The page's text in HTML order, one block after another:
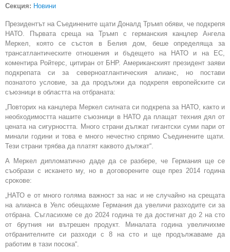
Секция: Новини
Президентът на Съединените щати Доналд Тръмп обяви, че подкрепя
НАТО. Първата среща на Тръмп с германския канцлер Ангела
Меркел, която се състоя в Белия дом, беше определяща за
трансатлантическите отношения и бъдещето на НАТО и на ЕС,
коментира Ройтерс, цитиран от БНР. Американският президент заяви
подкрепата си за северноатлантическия алианс, но постави
познатото условие, за да продължи да подкрепя европейските си
съюзници в областта на отбраната:
„Повторих на канцлера Меркел силната си подкрепа за НАТО, както и
необходимостта нашите съюзници в НАТО да плащат техния дял от
цената на сигурността. Много страни дължат гигантски суми пари от
минали години и това е много нечестно спрямо Съединените щати.
Тези страни трябва да платят каквото дължат“.
А Меркел дипломатично даде да се разбере, че Германия ще се
съобрази с искането му, но в договорените още през 2014 година
срокове:
„НАТО е от много голяма важност за нас и не случайно на срещата
на алианса в Уелс обещахме Германия да увеличи разходите си за
отбрана. Съгласихме се до 2024 година те да достигнат до 2 на сто
от брутния ни вътрешен продукт. Миналата година увеличихме
отбранителните си разходи с 8 на сто и ще продължаваме да
работим в тази посока“.